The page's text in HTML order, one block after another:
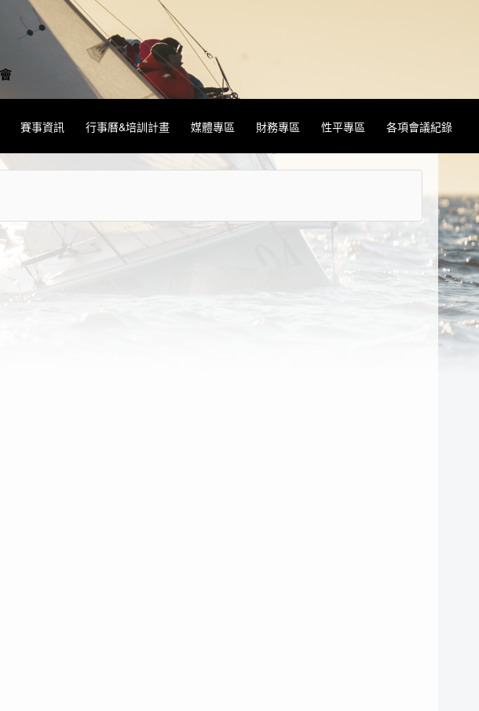
賽事資訊 行事曆&培訓計畫 媒體專區 財務專區 性平專區 各項會議紀錄